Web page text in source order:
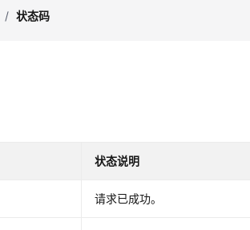
/ 状态码
状态说明
请求已成功。